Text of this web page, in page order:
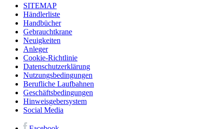
SITEMAP
Händlerliste
Handbücher
Gebrauchtkrane
Neuigkeiten
Anleger
Cookie-Richtlinie
Datenschutzerklärung
Nutzungsbedingungen
Berufliche Laufbahnen
Geschäftsbedingungen
Hinweisgebersystem
Social Media